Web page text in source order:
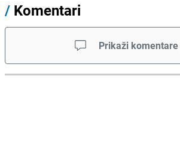
/ Komentari
Prikaži komentare